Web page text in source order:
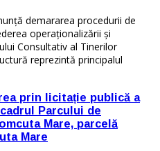
demararea procedurii de
operaționalizării și
Consultativ al Tinerilor
reprezintă principalul
prin licitație publică a
Parcului de
Mare, parcelă
Mare